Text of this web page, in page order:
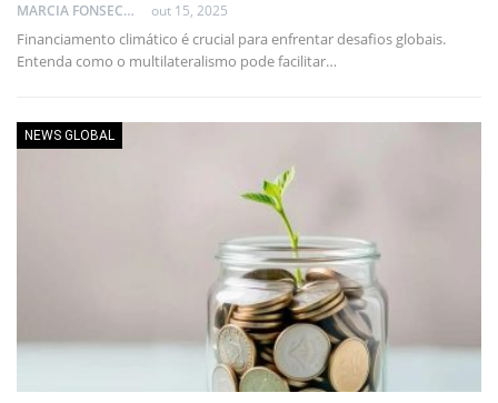
MARCIA FONSECA - FINANCIAL CONSULTANT out 15, 2025
Financiamento climático é crucial para enfrentar desafios globais.
Entenda como o multilateralismo pode facilitar…
NEWS GLOBAL